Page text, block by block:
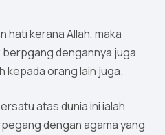
hati kerana Allah, maka
dengannya juga
kepada orang lain juga.
atas dunia ini ialah
dengan agama yang